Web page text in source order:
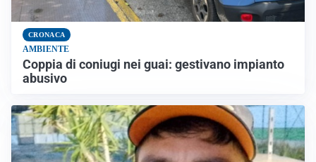
CRONACA
AMBIENTE
Coppia di coniugi nei guai: gestivano impianto
abusivo